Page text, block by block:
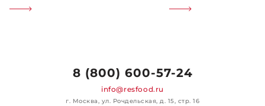
8 (800) 600-57-24
info@resfood.ru
г. Москва, ул. Рочдельская, д. 15, стр. 16